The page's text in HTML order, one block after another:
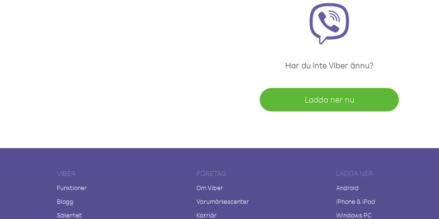
Har du inte Viber ännu?
Ladda ner nu
VIBER
Funktioner
Blogg
Säkerhet
FÖRETAG
Om Viber
Varumärkescenter
Karriär
LADDA NER
Android
iPhone & iPad
Windows PC